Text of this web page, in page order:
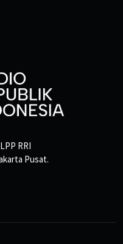
RRI
Pusat.